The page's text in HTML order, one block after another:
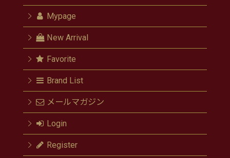
Mypage
New Arrival
Favorite
Brand List
メールマガジン
Login
Register